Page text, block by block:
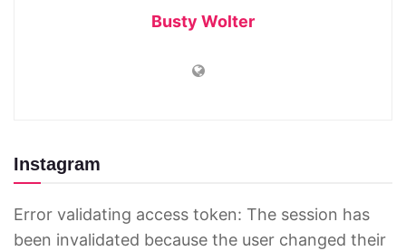
Busty Wolter
Instagram
Error validating access token: The session has
been invalidated because the user changed their